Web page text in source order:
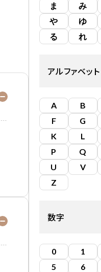
ま
み
や
ゆ
る
れ
アルファベット
A B
F
G
K
L
P
Q
U
V
Z
数字
0 1
5
6